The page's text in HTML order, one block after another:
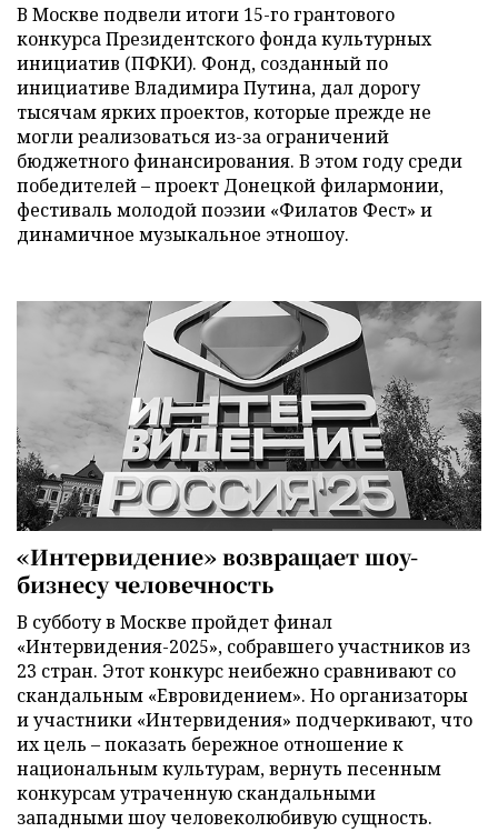
В Москве подвели итоги 15-го грантового
конкурса Президентского фонда культурных
инициатив (ПФКИ). Фонд, созданный по
инициативе Владимира Путина, дал дорогу
тысячам ярких проектов, которые прежде не
могли реализоваться из-за ограничений
бюджетного финансирования. В этом году среди
победителей – проект Донецкой филармонии,
фестиваль молодой поэзии «Филатов Фест» и
динамичное музыкальное этношоу.
«Интервидение» возвращает шоу-
бизнесу человечность
В субботу в Москве пройдет финал
«Интервидения-2025», собравшего участников из
23 стран. Этот конкурс неибежно сравнивают со
скандальным «Евровидением». Но организаторы
и участники «Интервидения» подчеркивают, что
их цель – показать бережное отношение к
национальным культурам, вернуть песенным
конкурсам утраченную скандальными
западными шоу человеколюбивую сущность.